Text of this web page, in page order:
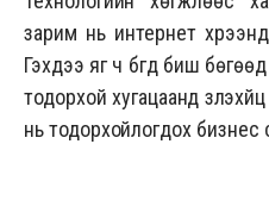
зарим нь интернет
Гэхдээ яг ч бүгд биш
тодорхой хугацаанд
нь тодорхойлогдох бизнес